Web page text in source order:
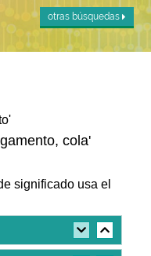
otras búsquedas
cola'
significado usa el